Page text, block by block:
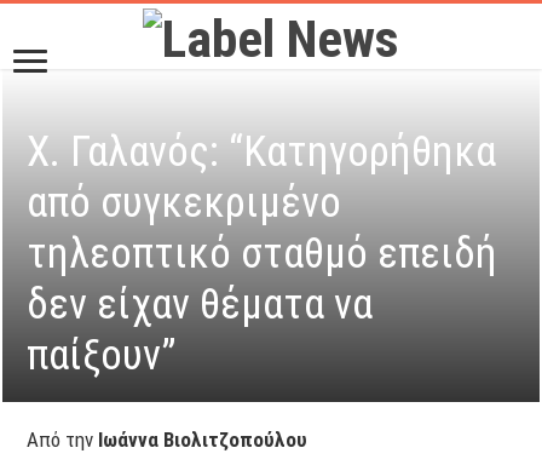
Χ. Γαλανός: “Κατηγορήθηκα
από συγκεκριμένο
τηλεοπτικό σταθμό επειδή
δεν είχαν θέματα να
παίξουν”
Από την Ιωάννα Βιολιτζοπούλου